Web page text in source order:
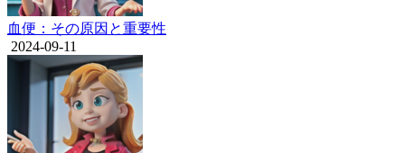
血便：その原因と重要性
2024-09-11